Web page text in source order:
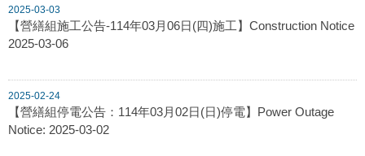
2025-03-03
【營繕組施工公告-114年03月06日(四)施工】Construction Notice
2025-03-06
2025-02-24
【營繕組停電公告：114年03月02日(日)停電】Power Outage
Notice: 2025-03-02